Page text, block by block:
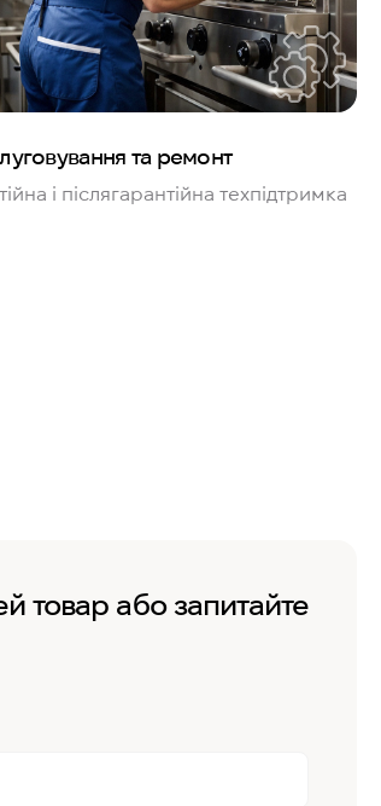
та ремонт
і післягарантійна техпідтримка
товар або запитайте